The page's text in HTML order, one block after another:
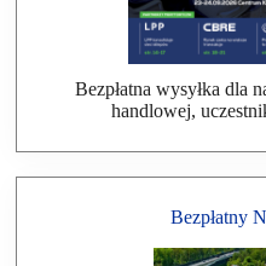
Bezpłatna wysyłka dla
handlowej,
Bezpłatny